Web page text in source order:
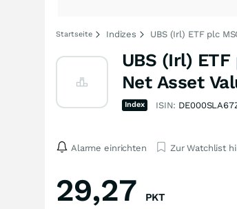
Startseite Indizes UBS (Irl) ETF plc
UBS (Irl)
Net Asset
Index ISIN:
Alarme einrichten Zur Watchlist
29,27 PKT